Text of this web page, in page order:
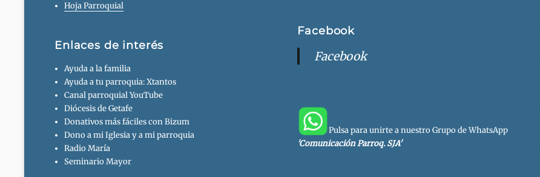
Hoja Parroquial
Enlaces de interés
Ayuda a la familia
Ayuda a tu parroquia: Xtantos
Canal parroquial YouTube
Diócesis de Getafe
Donativos más fáciles con Bizum
Dono a mi Iglesia y a mi parroquia
Radio María
Seminario Mayor
Facebook
Facebook
Pulsa para unirte a nuestro Grupo de WhatsApp
'Comunicación Parroq. SJA'